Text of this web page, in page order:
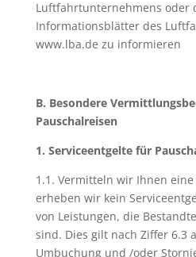
Luftfahrtunternehmens oder
Informationsblätter des
www.lba.de zu informieren
B. Besondere
Pauschalreisen
1. Serviceentgelte für
1.1. Vermitteln wir Ihnen eine
erheben wir kein
von Leistungen, die
sind. Dies gilt nach Ziffer 6.3
Umbuchung und /oder